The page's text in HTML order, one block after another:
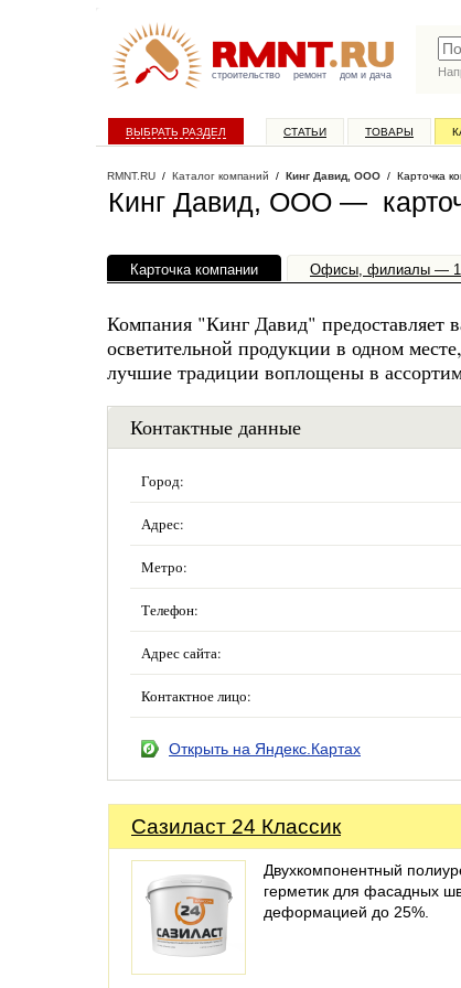
строительство ремонт дом и дача
ВЫБРАТЬ РАЗДЕЛ СТАТЬИ ТОВАРЫ
RMNT.RU / Каталог компаний / Кинг Давид, ООО / Карточка
Кинг Давид, ООО —
Карточка компании Офисы, филиалы — 1
Компания "Кинг Давид" предоставляет
осветительной продукции в одном
лучшие традиции воплощены в
Контактные данные
Город:
Адрес:
Метро:
Телефон:
Адрес сайта:
Контактное лицо:
Открыть на Яндекс.Картах
Сазиласт 24 Классик
Двухкомпонентный
герметик для фасадных
деформацией до 25%.